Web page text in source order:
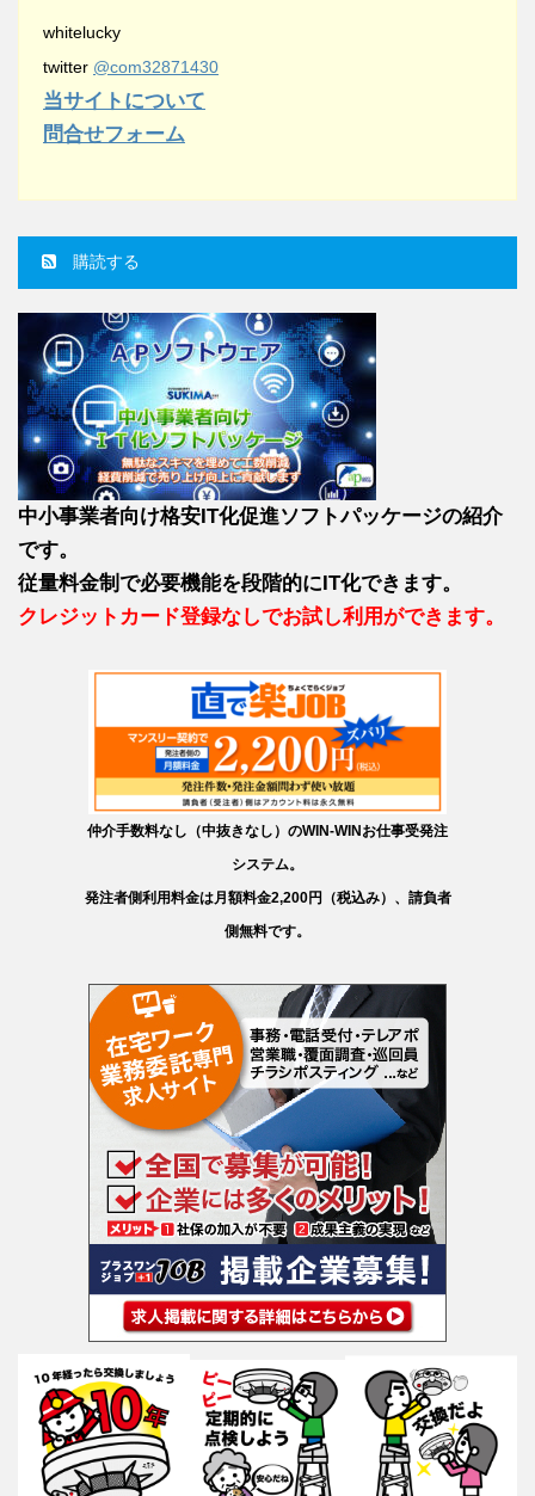
whitelucky
twitter @com32871430
当サイトについて
問合せフォーム
購読する
中小事業者向け格安IT化促進ソフトパッケージの紹介
です。
従量料金制で必要機能を段階的にIT化できます。
クレジットカード登録なしでお試し利用ができます。
仲介手数料なし（中抜きなし）のWIN-WINお仕事受発注
システム。
発注者側利用料金は月額料金2,200円（税込み）、請負者
側無料です。